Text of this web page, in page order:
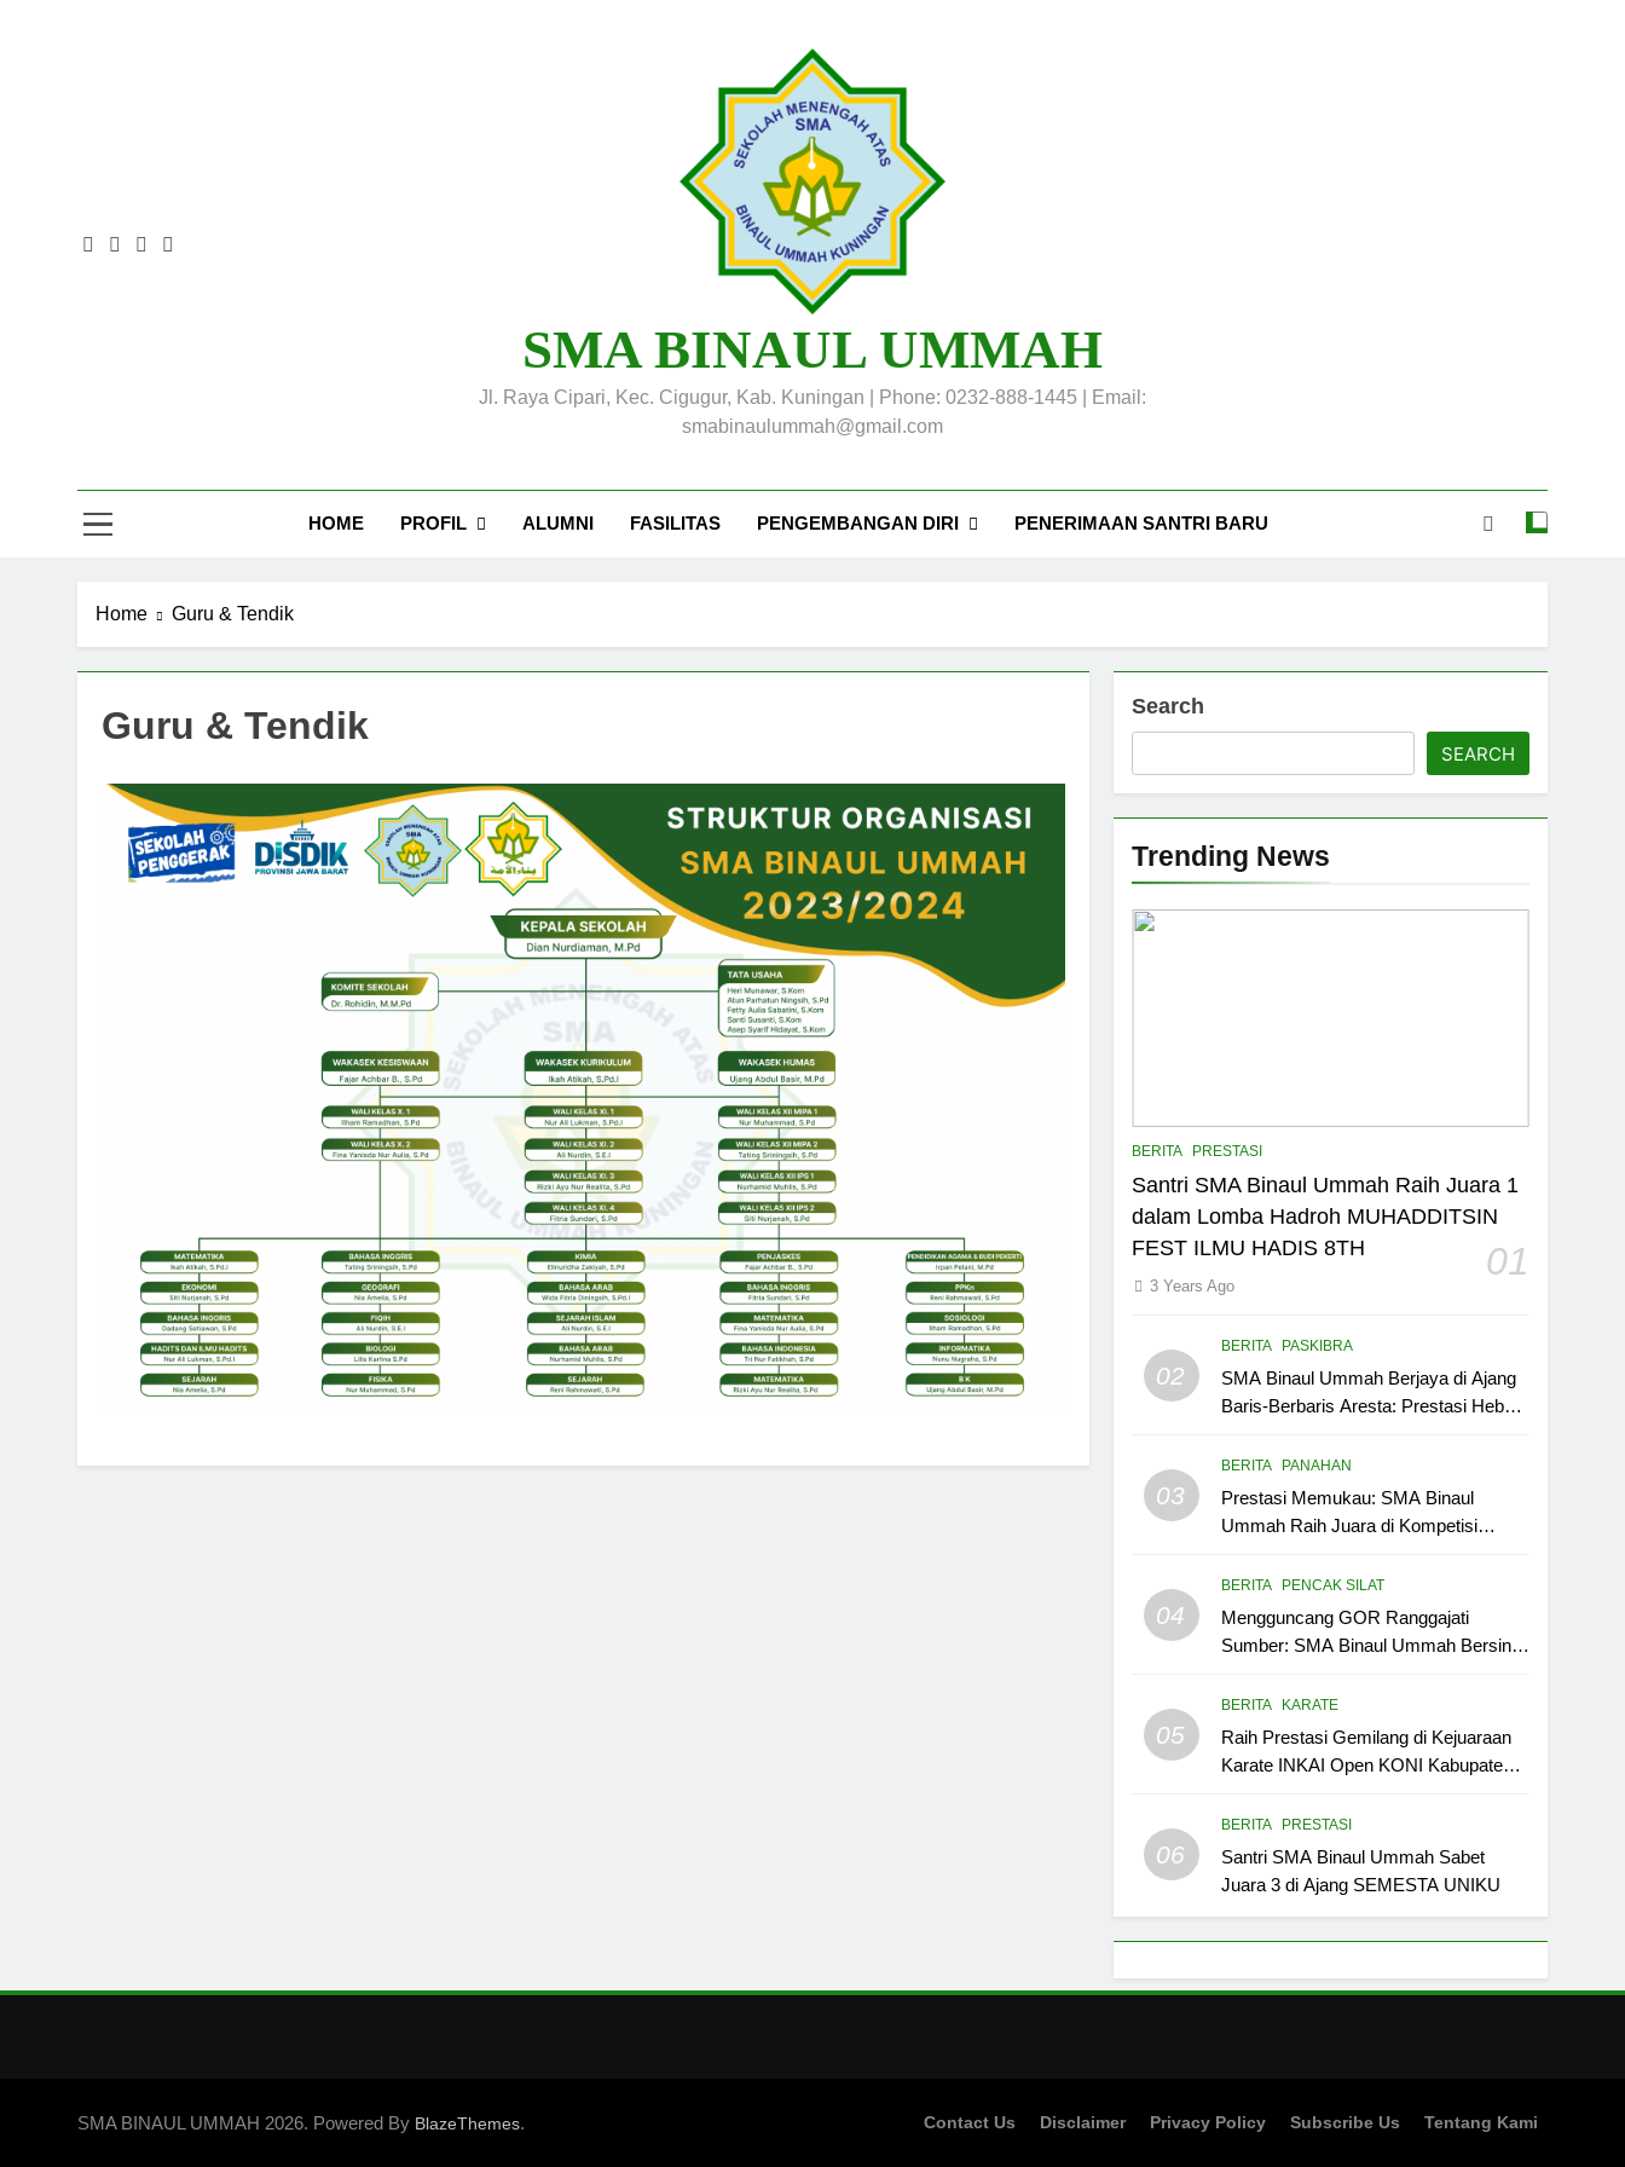
SMA BINAUL UMMAH
Jl. Raya Cipari, Kec. Cigugur, Kab. Kuningan | Phone: 0232-888-1445 | Email:
smabinaulummah@gmail.com
HOME PROFIL ALUMNI FASILITAS PENGEMBANGAN DIRI PENERIMAAN SANTRI BARU
Home Guru & Tendik
Guru & Tendik Search
SEARCH
Trending News
BERITA PRESTASI
Santri SMA Binaul Ummah Raih Juara 1
dalam Lomba Hadroh MUHADDITSIN
FEST ILMU HADIS 8TH
01
3 Years Ago
02
BERITA PASKIBRA
SMA Binaul Ummah Berjaya di Ajang
Baris-Berbaris Aresta: Prestasi Hebat
03
BERITA PANAHAN
Prestasi Memukau: SMA Binaul
Ummah Raih Juara di Kompetisi
Cirebon
04
BERITA PENCAK SILAT
Mengguncang GOR Ranggajati
Sumber: SMA Binaul Ummah Bersinar
05
BERITA KARATE
Raih Prestasi Gemilang di Kejuaraan
Karate INKAI Open KONI Kabupaten
Azelia Gayatri dan Agnia Ikrima
Hanyfa membawa SMA Binaul
Ummah Berjaya!
06
BERITA PRESTASI
Santri SMA Binaul Ummah Sabet
Juara 3 di Ajang SEMESTA UNIKU
SMA BINAUL UMMAH 2026. Powered By BlazeThemes. Contact Us Disclaimer Privacy Policy Subscribe Us Tentang Kami